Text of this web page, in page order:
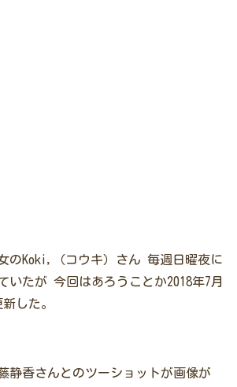
のKoki,（コウキ）さん 毎週日曜夜に
いたが 今回はあろうことか2018年7月
した。
静香さんとのツーショットが画像が